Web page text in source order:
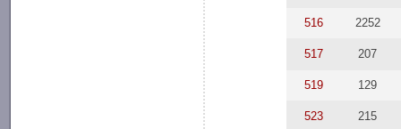
516 2252
517 207
519 129
523 215